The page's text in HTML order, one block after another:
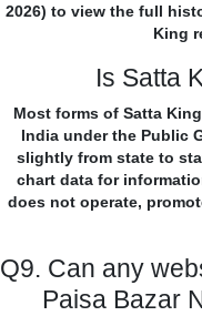
2026) to view the full
King
Is Satta
Most forms of Satta
India under the Public
slightly from state to
chart data for
does not operate,
Q9. Can any
Paisa Bazar